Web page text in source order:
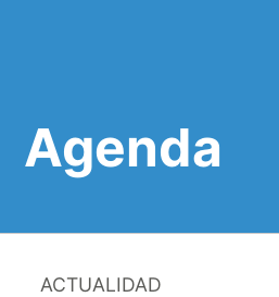
Agenda
ACTUALIDAD